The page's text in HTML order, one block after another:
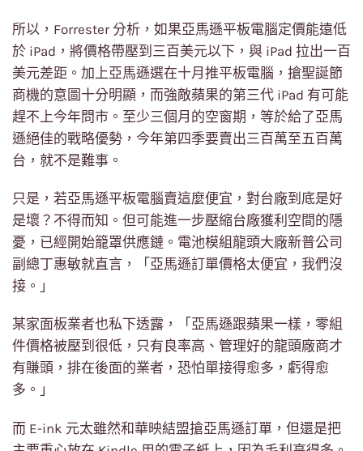
所以，Forrester 分析，如果亞馬遜平板電腦定價能遠低
於 iPad，將價格帶壓到三百美元以下，與 iPad 拉出一百
美元差距。加上亞馬遜選在十月推平板電腦，搶聖誕節
商機的意圖十分明顯，而強敵蘋果的第三代 iPad 有可能
趕不上今年問市。至少三個月的空窗期，等於給了亞馬
遜絕佳的戰略優勢，今年第四季要賣出三百萬至五百萬
台，就不是難事。
只是，若亞馬遜平板電腦賣這麼便宜，對台廠到底是好
是壞？不得而知。但可能進一步壓縮台廠獲利空間的隱
憂，已經開始籠罩供應鏈。電池模組龍頭大廠新普公司
副總丁惠敏就直言，「亞馬遜訂單價格太便宜，我們沒
接。」
某家面板業者也私下透露，「亞馬遜跟蘋果一樣，零組
件價格被壓到很低，只有良率高、管理好的龍頭廠商才
有賺頭，排在後面的業者，恐怕單接得愈多，虧得愈
多。」
而 E-ink 元太雖然和華映結盟搶亞馬遜訂單，但還是把